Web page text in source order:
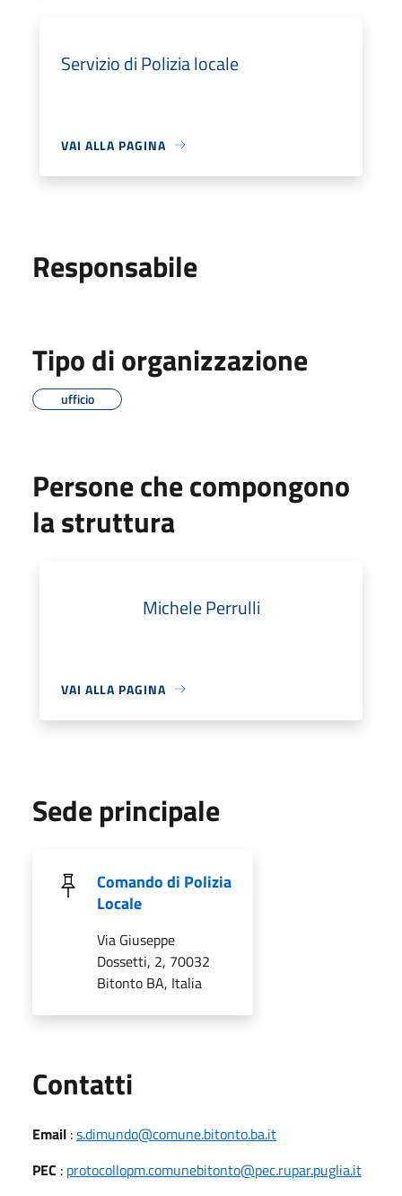
Servizio di Polizia locale
VAI ALLA PAGINA
Responsabile
Tipo di organizzazione
ufficio
Persone che compongono
la struttura
Michele Perrulli
VAI ALLA PAGINA
Sede principale
Comando di Polizia
Locale
Via Giuseppe
Dossetti, 2, 70032
Bitonto BA, Italia
Contatti
Email :s.dimundo@comune.bitonto.ba.it
PEC : protocollopm.comunebitonto@pec.rupar.puglia.it